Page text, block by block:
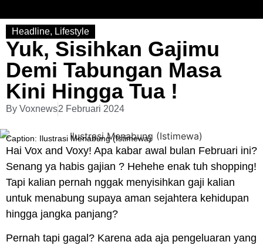
Headline, Lifestyle
Yuk, Sisihkan Gajimu
Demi Tabungan Masa
Kini Hingga Tua !
By Voxnews2 Februari 2024
Caption: Ilustrasi Menabung (Istimewa)
Hai Vox and Voxy! Apa kabar awal bulan Februari ini?
Senang ya habis gajian ? Hehehe enak tuh shopping!
Tapi kalian pernah nggak menyisihkan gaji kalian
untuk menabung supaya aman sejahtera kehidupan
hingga jangka panjang?
Pernah tapi gagal? Karena ada aja pengeluaran yang